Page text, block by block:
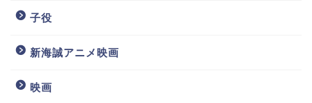
子役
新海誠アニメ映画
映画